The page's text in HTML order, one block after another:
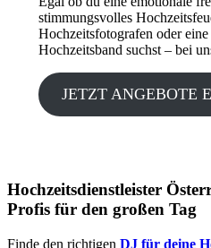
stimmungsvolles
Hochzeitsfotografen oder eine
Hochzeitsband suchst – bei
JETZT ANGEBOTE
Hochzeitsdienstleister
Profis für den großen Tag
Finde den richtigen DJ für deine